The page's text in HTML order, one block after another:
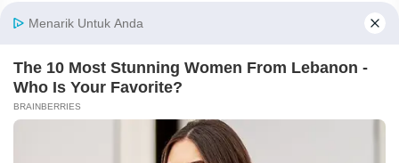
Stumbleupon
Deviantart
Myspace
Skype
Picassa
Flickr
RSS